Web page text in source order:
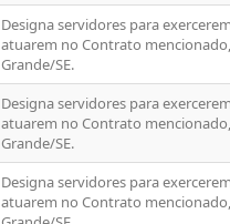
Designa servidores para
atuarem no Contrato
Grande/SE.
Designa servidores para
atuarem no Contrato
Grande/SE.
Designa servidores para
atuarem no Contrato